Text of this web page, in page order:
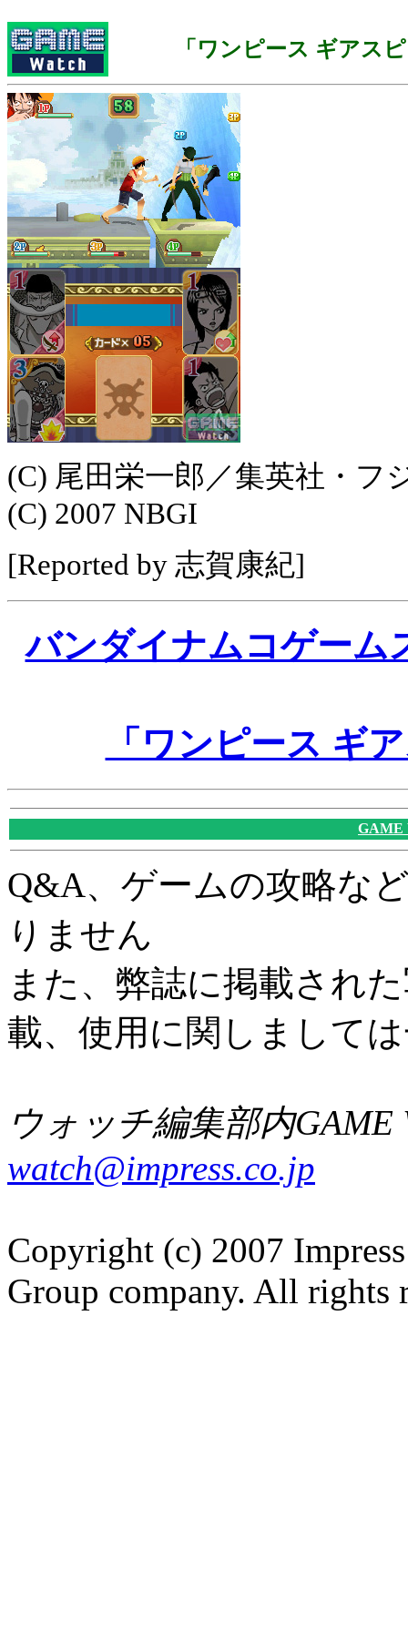
「ワンピース ギアス
(C) 尾田栄一郎／集英社・フ
(C) 2007 NBGI
[Reported by 志賀康紀]
バンダイナムコゲーム
「ワンピース ギ
GAME
Q&A、ゲームの攻略な
りません
また、弊誌に掲載され
載、使用に関しまして
ウォッチ編集部内GAME
watch@impress.co.jp
Copyright (c) 2007
Group company. All rights